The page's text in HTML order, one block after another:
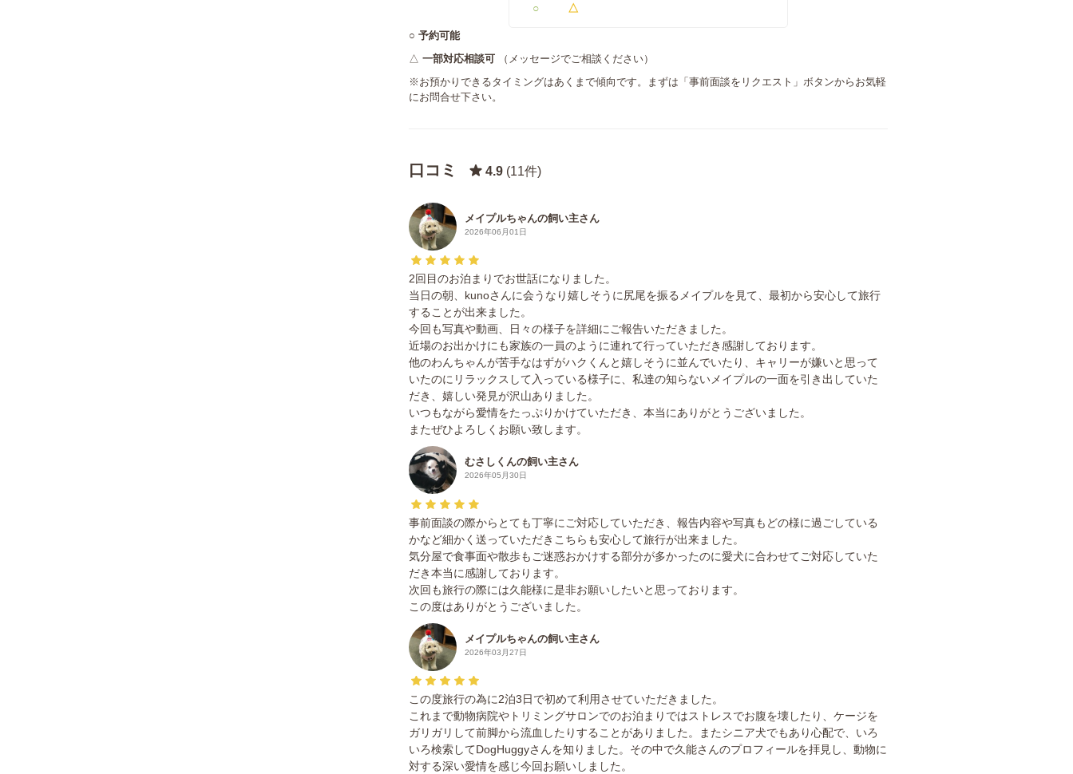
○ △
○ 予約可能
△ 一部対応相談可
（メッセージでご相談ください）
※お預かりできるタイミングはあくまで傾向です。まずは「事前面談をリクエスト」ボタンからお気軽
にお問合せ下さい。
口コミ 4.9 (11件)
メイプルちゃんの飼い主さん
2026年06月01日
2回目のお泊まりでお世話になりました。
当日の朝、kunoさんに会うなり嬉しそうに尻尾を振るメイプルを見て、最初から安心して旅行
することが出来ました。
今回も写真や動画、日々の様子を詳細にご報告いただきました。
近場のお出かけにも家族の一員のように連れて行っていただき感謝しております。
他のわんちゃんが苦手なはずがハクくんと嬉しそうに並んでいたり、キャリーが嫌いと思って
いたのにリラックスして入っている様子に、私達の知らないメイプルの一面を引き出していた
だき、嬉しい発見が沢山ありました。
いつもながら愛情をたっぷりかけていただき、本当にありがとうございました。
またぜひよろしくお願い致します。
むさしくんの飼い主さん
2026年05月30日
事前面談の際からとても丁寧にご対応していただき、報告内容や写真もどの様に過ごしている
かなど細かく送っていただきこちらも安心して旅行が出来ました。
気分屋で食事面や散歩もご迷惑おかけする部分が多かったのに愛犬に合わせてご対応していた
だき本当に感謝しております。
次回も旅行の際には久能様に是非お願いしたいと思っております。
この度はありがとうございました。
メイプルちゃんの飼い主さん
2026年03月27日
この度旅行の為に2泊3日で初めて利用させていただきました。
これまで動物病院やトリミングサロンでのお泊まりではストレスでお腹を壊したり、ケージを
ガリガリして前脚から流血したりすることがありました。またシニア犬でもあり心配で、いろ
いろ検索してDogHuggyさんを知りました。その中で久能さんのプロフィールを拝見し、動物に
対する深い愛情を感じ今回お願いしました。